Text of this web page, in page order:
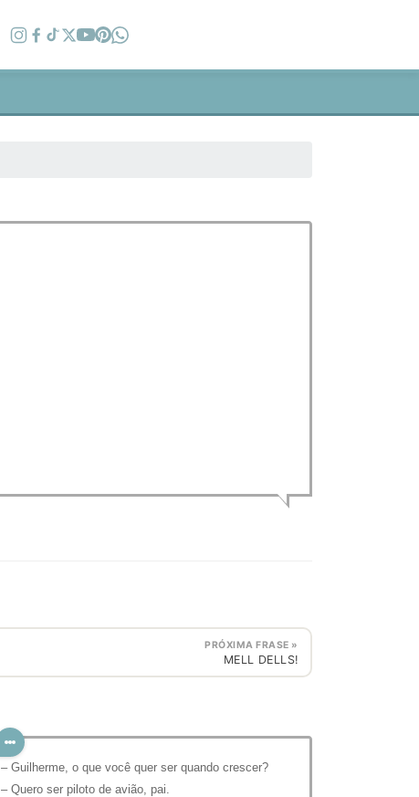
PRÓXIMA FRASE »
MELL DELLS!
– Guilherme, o que você quer ser quando crescer?
– Quero ser piloto de avião, pai.